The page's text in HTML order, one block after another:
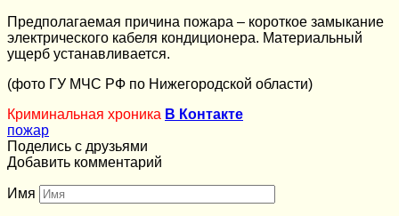
Предполагаемая причина пожара – короткое замыкание
электрического кабеля кондиционера. Материальный
ущерб устанавливается.
(фото ГУ МЧС РФ по Нижегородской области)
Криминальная хроника В Контакте
пожар
Поделись с друзьями
Добавить комментарий
Имя